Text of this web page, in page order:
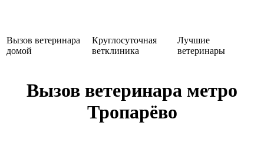
Вызов ветеринара
домой
Круглосуточная
ветклиника
Лучшие
ветеринары
Вызов ветеринара метро
Тропарёво